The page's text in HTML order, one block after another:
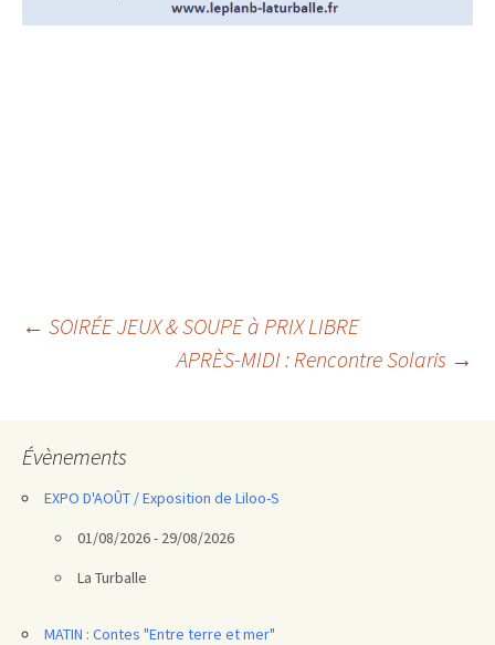
Navigation
← SOIRÉE JEUX & SOUPE à PRIX LIBRE
APRÈS-MIDI : Rencontre Solaris →
Évènements
EXPO D'AOÛT / Exposition de Liloo-S
01/08/2026 - 29/08/2026
La Turballe
MATIN : Contes "Entre terre et mer"